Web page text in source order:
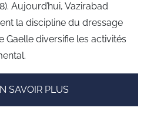
Aujourd’hui, Vazirabad
la discipline du dressage
Gaelle diversifie les activités
SAVOIR PLUS